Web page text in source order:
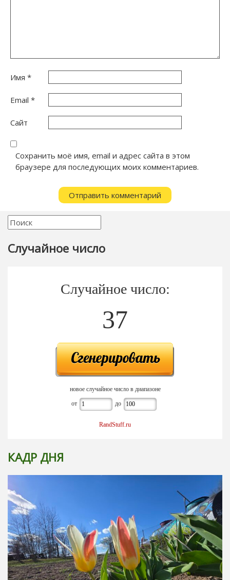
Имя *
Email *
Сайт
Сохранить моё имя, email и адрес сайта в этом
браузере для последующих моих комментариев.
Случайное число
Случайное число:
37
новое случайное число в диапазоне
от до
RandStuff.ru
КАДР ДНЯ